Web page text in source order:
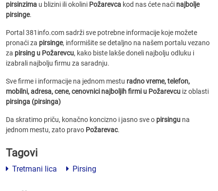
pirsinzima u blizini ili okolini Požarevca kod nas ćete naći najbolje
pirsinge.
Portal 381info.com sadrži sve potrebne informacije koje možete
pronaći za pirsinge, informišite se detaljno na našem portalu vezano
za pirsing u Požarevcu, kako biste lakše doneli najbolju odluku i
izabrali najbolju firmu za saradnju.
Sve firme i informacije na jednom mestu radno vreme, telefon,
mobilni, adresa, cene, cenovnici najboljih firmi u Požarevcu iz oblasti
pirsinga (pirsinga)
Da skratimo priču, konačno koncizno i jasno sve o pirsingu na
jednom mestu, zato pravo Požarevac.
Tagovi
Tretmani lica Pirsing